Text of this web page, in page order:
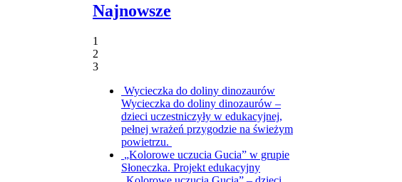
Najnowsze
1
2
3
Wycieczka do doliny dinozaurów
Wycieczka do doliny dinozaurów –
dzieci uczestniczyły w edukacyjnej,
pełnej wrażeń przygodzie na świeżym
powietrzu.
„Kolorowe uczucia Gucia” w grupie
Słoneczka. Projekt edukacyjny